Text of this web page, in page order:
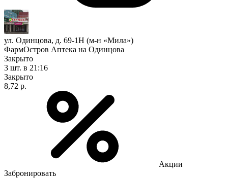
ул. Одинцова, д. 69-1Н (м-н «Мила»)
ФармОстров Аптека на Одинцова
Закрыто
3 шт. в 21:16
Закрыто
8,72 р.
Акции
Забронировать